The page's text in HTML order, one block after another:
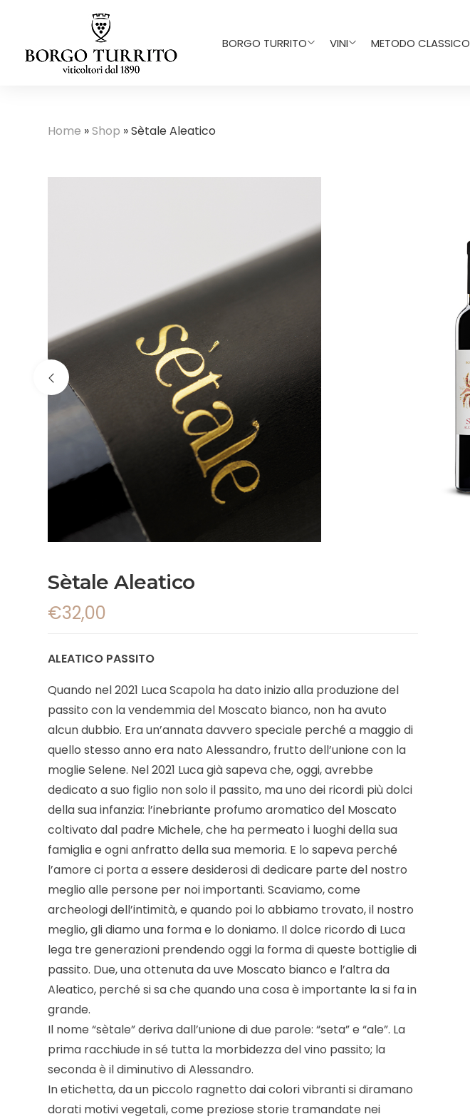
BORGO TURRITO VINI METODO CLASSICO
Home »Shop »Sètale Aleatico
Sètale Aleatico
€32,00
ALEATICO PASSITO
Quando nel 2021 Luca Scapola ha dato inizio alla produzione del
passito con la vendemmia del Moscato bianco, non ha avuto
alcun dubbio. Era un’annata davvero speciale perché a maggio di
quello stesso anno era nato Alessandro, frutto dell’unione con la
moglie Selene. Nel 2021 Luca già sapeva che, oggi, avrebbe
dedicato a suo figlio non solo il passito, ma uno dei ricordi più dolci
della sua infanzia: l’inebriante profumo aromatico del Moscato
coltivato dal padre Michele, che ha permeato i luoghi della sua
famiglia e ogni anfratto della sua memoria. E lo sapeva perché
l’amore ci porta a essere desiderosi di dedicare parte del nostro
meglio alle persone per noi importanti. Scaviamo, come
archeologi dell’intimità, e quando poi lo abbiamo trovato, il nostro
meglio, gli diamo una forma e lo doniamo. Il dolce ricordo di Luca
lega tre generazioni prendendo oggi la forma di queste bottiglie di
passito. Due, una ottenuta da uve Moscato bianco e l’altra da
Aleatico, perché si sa che quando una cosa è importante la si fa in
grande.
Il nome “sètale” deriva dall’unione di due parole: “seta” e “ale”. La
prima racchiude in sé tutta la morbidezza del vino passito; la
seconda è il diminutivo di Alessandro.
In etichetta, da un piccolo ragnetto dai colori vibranti si diramano
dorati motivi vegetali, come preziose storie tramandate nei